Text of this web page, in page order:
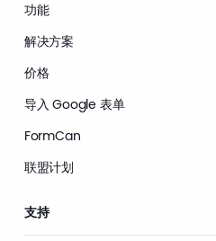
功能
解决方案
价格
导入 Google 表单
FormCan
联盟计划
支持